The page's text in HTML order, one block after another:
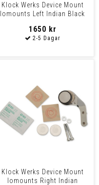
Klock Werks Device Mount
Iomounts Left Indian Black
1650 kr
Klock Werks Device Mount
Iomounts Right Indian